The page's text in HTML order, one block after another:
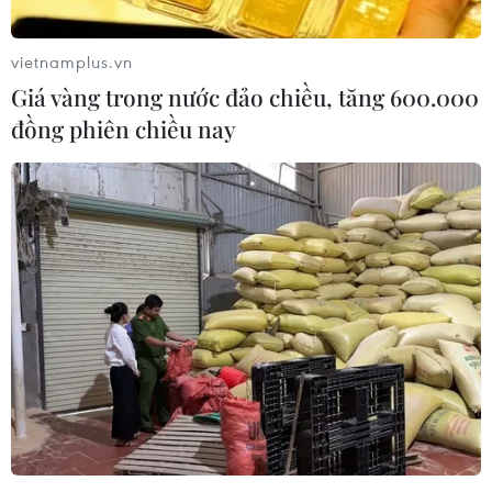
Thêm sự kiện công nghệ hàng đầu thế giới
có nguy cơ hủy vì COVID-19
21/02/2020 04:45
Facebook và Sony tuyên bố họ sẽ rút khỏi Hội nghị các
nhà phát triển trò chơi điện tử (GDC) vào tháng 3 tới tại
San Francisco (Mỹ) do những lo ngại liên tục với sự
bùng phát của COVID-19.
vietnamplus.vn
Giá vàng trong nước đảo chiều, tăng 600.000
đồng phiên chiều nay